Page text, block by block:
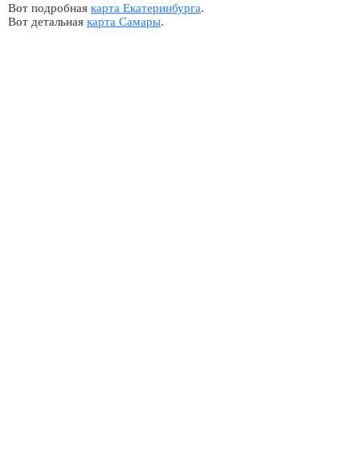
Вот подробная карта Екатеринбурга.
Вот детальная карта Самары.